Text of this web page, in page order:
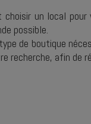
un local
possible.
de boutique
recherche, afin de